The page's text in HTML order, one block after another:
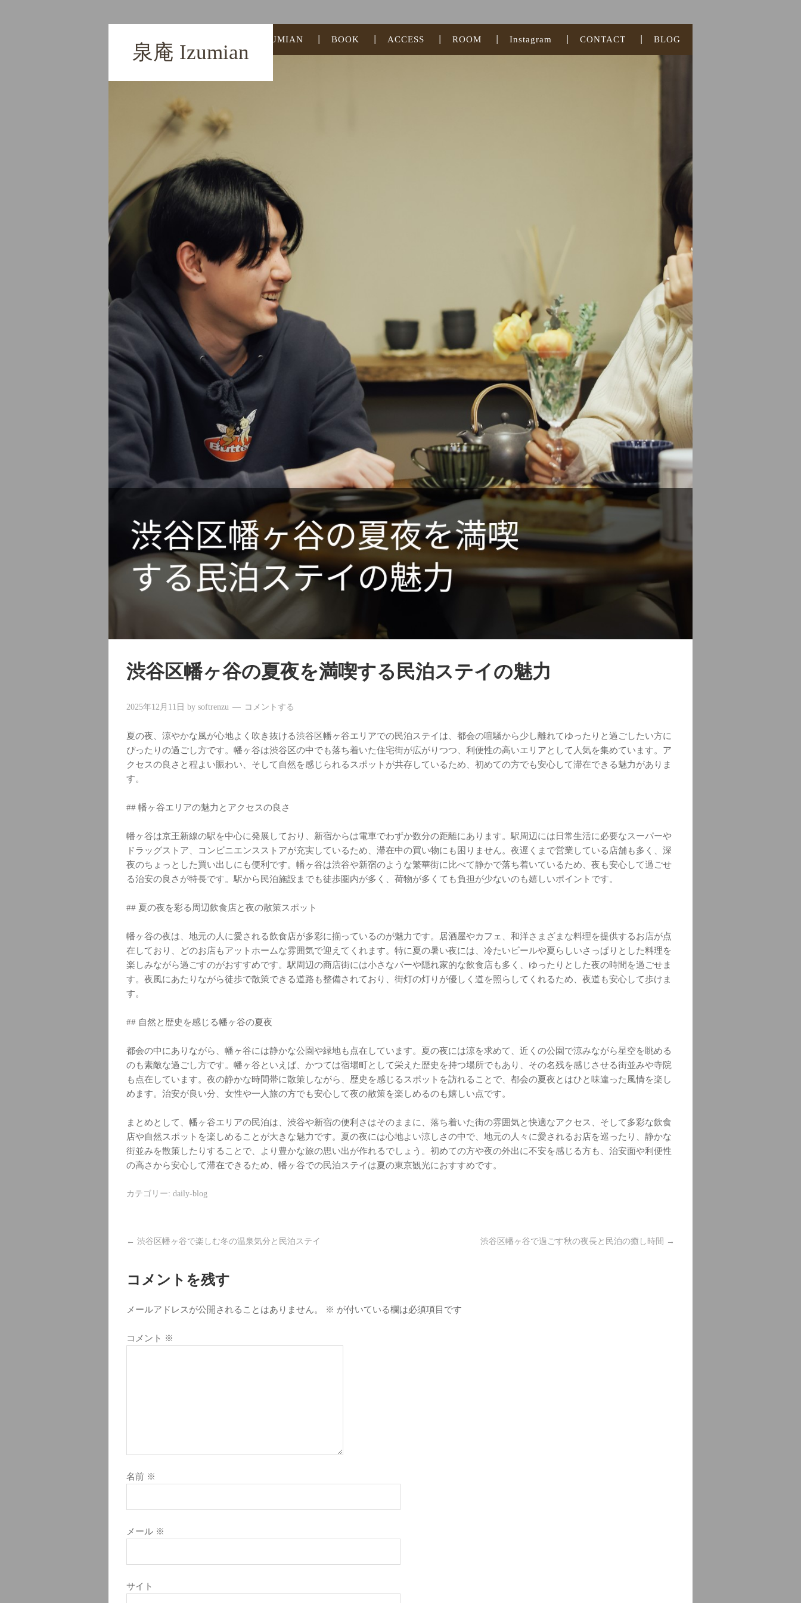
泉庵 Izumian
泉庵 IZUMIAN BOOK ACCESS ROOM Instagram CONTACT BLOG
渋谷区幡ヶ谷の夏夜を満喫する民泊ステイの魅力
2025年12月11日 by softrenzu コメントする
夏の夜、涼やかな風が心地よく吹き抜ける渋谷区幡ヶ谷エリアでの民泊ステイは、都会の喧騒から少し離れてゆったりと過ごしたい方に
ぴったりの過ごし方です。幡ヶ谷は渋谷区の中でも落ち着いた住宅街が広がりつつ、利便性の高いエリアとして人気を集めています。ア
クセスの良さと程よい賑わい、そして自然を感じられるスポットが共存しているため、初めての方でも安心して滞在できる魅力がありま
す。
## 幡ヶ谷エリアの魅力とアクセスの良さ
幡ヶ谷は京王新線の駅を中心に発展しており、新宿からは電車でわずか数分の距離にあります。駅周辺には日常生活に必要なスーパーや
ドラッグストア、コンビニエンスストアが充実しているため、滞在中の買い物にも困りません。夜遅くまで営業している店舗も多く、深
夜のちょっとした買い出しにも便利です。幡ヶ谷は渋谷や新宿のような繁華街に比べて静かで落ち着いているため、夜も安心して過ごせ
る治安の良さが特長です。駅から民泊施設までも徒歩圏内が多く、荷物が多くても負担が少ないのも嬉しいポイントです。
## 夏の夜を彩る周辺飲食店と夜の散策スポット
幡ヶ谷の夜は、地元の人に愛される飲食店が多彩に揃っているのが魅力です。居酒屋やカフェ、和洋さまざまな料理を提供するお店が点
在しており、どのお店もアットホームな雰囲気で迎えてくれます。特に夏の暑い夜には、冷たいビールや夏らしいさっぱりとした料理を
楽しみながら過ごすのがおすすめです。駅周辺の商店街には小さなバーや隠れ家的な飲食店も多く、ゆったりとした夜の時間を過ごせま
す。夜風にあたりながら徒歩で散策できる道路も整備されており、街灯の灯りが優しく道を照らしてくれるため、夜道も安心して歩けま
す。
## 自然と歴史を感じる幡ヶ谷の夏夜
都会の中にありながら、幡ヶ谷には静かな公園や緑地も点在しています。夏の夜には涼を求めて、近くの公園で涼みながら星空を眺める
のも素敵な過ごし方です。幡ヶ谷といえば、かつては宿場町として栄えた歴史を持つ場所でもあり、その名残を感じさせる街並みや寺院
も点在しています。夜の静かな時間帯に散策しながら、歴史を感じるスポットを訪れることで、都会の夏夜とはひと味違った風情を楽し
めます。治安が良い分、女性や一人旅の方でも安心して夜の散策を楽しめるのも嬉しい点です。
まとめとして、幡ヶ谷エリアの民泊は、渋谷や新宿の便利さはそのままに、落ち着いた街の雰囲気と快適なアクセス、そして多彩な飲食
店や自然スポットを楽しめることが大きな魅力です。夏の夜には心地よい涼しさの中で、地元の人々に愛されるお店を巡ったり、静かな
街並みを散策したりすることで、より豊かな旅の思い出が作れるでしょう。初めての方や夜の外出に不安を感じる方も、治安面や利便性
の高さから安心して滞在できるため、幡ヶ谷での民泊ステイは夏の東京観光におすすめです。
カテゴリー: daily-blog
← 渋谷区幡ヶ谷で楽しむ冬の温泉気分と民泊ステイ 渋谷区幡ヶ谷で過ごす秋の夜長と民泊の癒し時間 →
コメントを残す
メールアドレスが公開されることはありません。 ※ が付いている欄は必須項目です
コメント ※
名前 ※
メール ※
サイト